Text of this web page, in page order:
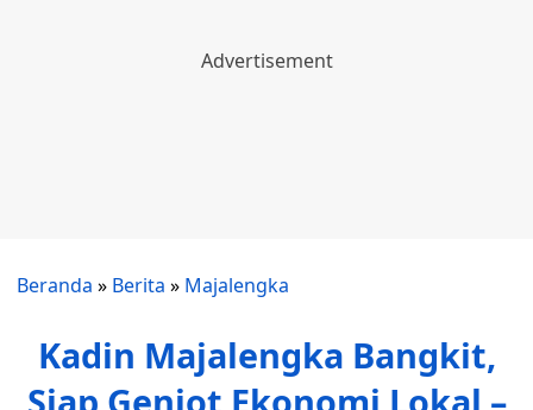
Beranda » Berita » Majalengka
Kadin Majalengka Bangkit,